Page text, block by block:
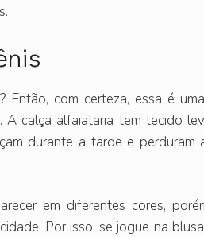
com certeza, essa é
calça alfaiataria tem tecido
durante a tarde e perduram
em diferentes cores,
Por isso, se jogue na